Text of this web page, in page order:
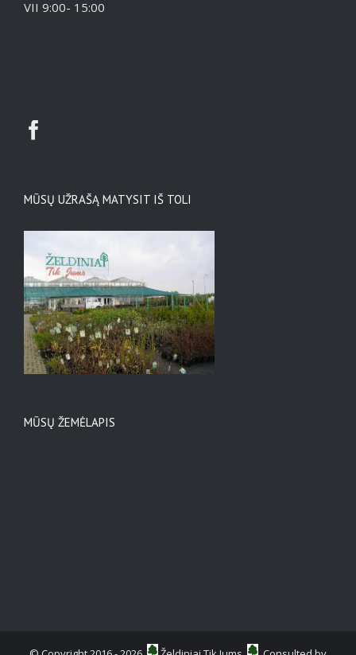
VII 9:00- 15:00
MŪSŲ UŽRAŠĄ MATYSIT IŠ TOLI
MŪSŲ ŽEMĖLAPIS